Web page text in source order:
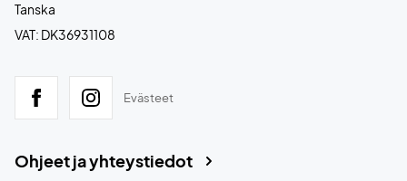
Tanska
VAT: DK36931108
Evästeet
Ohjeet ja yhteystiedot